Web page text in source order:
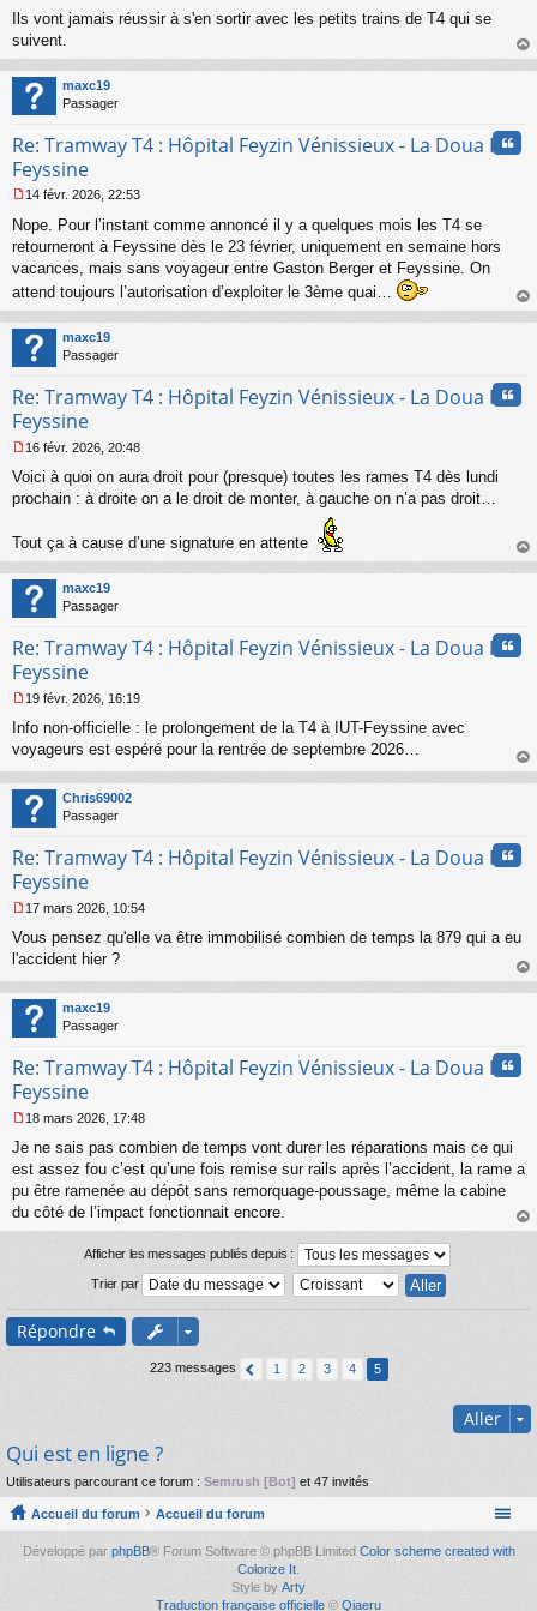
g
n
o
u
Ils vont jamais réussir à s'en sortir avec les petits trains de T4 qui se
suivent.
au
maxc19
Passager
Re: Tramway T4 : Hôpital Feyzin Vénissieux - La Doua IUT
Feyssine
e
s
s
g
n
o
n
u
14 févr. 2026, 22:53
Nope. Pour l’instant comme annoncé il y a quelques mois les T4 se
retourneront à Feyssine dès le 23 février, uniquement en semaine hors
vacances, mais sans voyageur entre Gaston Berger et Feyssine. On
attend toujours l’autorisation d’exploiter le 3ème quai…
au
maxc19
Passager
Re: Tramway T4 : Hôpital Feyzin Vénissieux - La Doua IUT
Feyssine
e
s
g
n
o
n
u
16 févr. 2026, 20:48
Voici à quoi on aura droit pour (presque) toutes les rames T4 dès lundi
prochain : à droite on a le droit de monter, à gauche on n’a pas droit…
Tout ça à cause d’une signature en attente
au
maxc19
Passager
Re: Tramway T4 : Hôpital Feyzin Vénissieux - La Doua IUT
Feyssine
e
s
a
g
e
o
l
u
19 févr. 2026, 16:19
Info non-officielle : le prolongement de la T4 à IUT-Feyssine avec
voyageurs est espéré pour la rentrée de septembre 2026…
au
Chris69002
Passager
Re: Tramway T4 : Hôpital Feyzin Vénissieux - La Doua IUT
Feyssine
e
s
a
g
e
o
l
u
17 mars 2026, 10:54
Vous pensez qu'elle va être immobilisé combien de temps la 879 qui a eu
l'accident hier ?
au
maxc19
Passager
Re: Tramway T4 : Hôpital Feyzin Vénissieux - La Doua IUT
Feyssine
e
s
s
g
l
u
18 mars 2026, 17:48
Je ne sais pas combien de temps vont durer les réparations mais ce qui
est assez fou c’est qu’une fois remise sur rails après l’accident, la rame a
pu être ramenée au dépôt sans remorquage-poussage, même la cabine
du côté de l’impact fonctionnait encore.
au
Afficher les messages publiés depuis :
Trier par
Répondre
223 messages 1 2 3 4 5
Aller
Qui est en ligne ?
Utilisateurs parcourant ce forum : Semrush [Bot] et 47 invités
Accueil du forum Accueil du forum
Développé par phpBB® Forum Software © phpBB Limited Color scheme created with
Colorize It
Style by Arty
Traduction française officielle © Qiaeru